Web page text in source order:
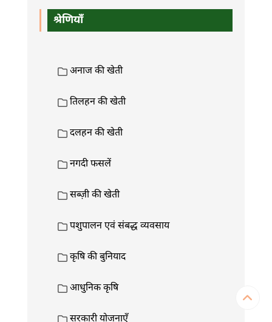
श्रेणियाँ
अनाज की खेती
तिलहन की खेती
दलहन की खेती
नगदी फसलें
सब्ज़ी की खेती
पशुपालन एवं संबद्ध व्यवसाय
कृषि की बुनियाद
आधुनिक कृषि
सरकारी योजनाएँ